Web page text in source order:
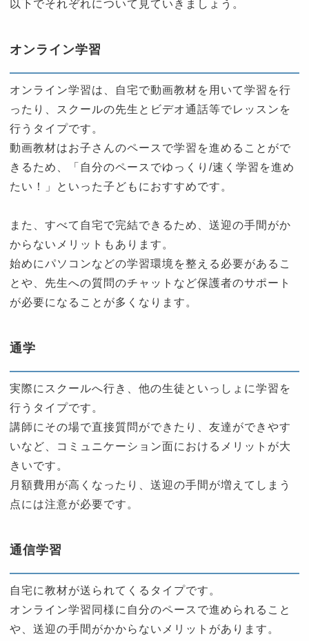
以下でそれぞれについて見ていきましょう。
オンライン学習
オンライン学習は、自宅で動画教材を用いて学習を行
ったり、スクールの先生とビデオ通話等でレッスンを
行うタイプです。
動画教材はお子さんのペースで学習を進めることがで
きるため、「自分のペースでゆっくり/速く学習を進め
たい！」といった子どもにおすすめです。
また、すべて自宅で完結できるため、送迎の手間がか
からないメリットもあります。
始めにパソコンなどの学習環境を整える必要があるこ
とや、先生への質問のチャットなど保護者のサポート
が必要になることが多くなります。
通学
実際にスクールへ行き、他の生徒といっしょに学習を
行うタイプです。
講師にその場で直接質問ができたり、友達ができやす
いなど、コミュニケーション面におけるメリットが大
きいです。
月額費用が高くなったり、送迎の手間が増えてしまう
点には注意が必要です。
通信学習
自宅に教材が送られてくるタイプです。
オンライン学習同様に自分のペースで進められること
や、送迎の手間がかからないメリットがあります。